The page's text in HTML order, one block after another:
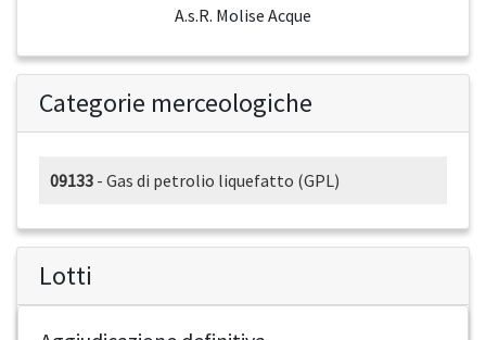
A.s.R. Molise Acque
Categorie merceologiche
09133 - Gas di petrolio liquefatto (GPL)
Lotti